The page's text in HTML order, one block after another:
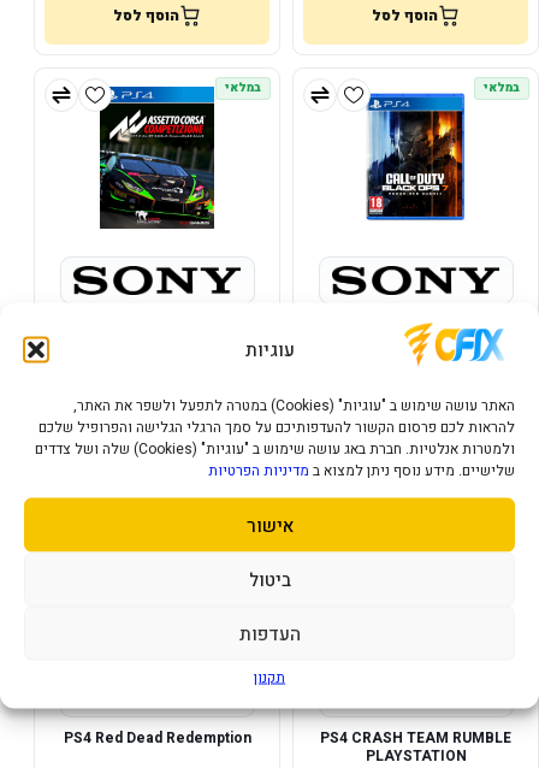
עוגיות
האתר עושה שימוש ב "עוגיות" (Cookies) במטרה לתפעל ולשפר את האתר,
להראות לכם פרסום הקשור להעדפותיכם על סמך הרגלי הגלישה והפרופיל שלכם
ולמטרות אנלטיות. חברת באג עושה שימוש ב "עוגיות" (Cookies) שלה ושל צדדים
שלישיים. מידע נוסף ניתן למצוא ב מדיניות הפרטיות
אישור
ביטול
העדפות
תקנון
הוסף לסל הוסף לסל
במלאי
PS4 CALL OF DUTY BLACK OPS
7 PLAYSTATION
124
הוסף לסל
במלאי
הוסף לסל
במלאי
PS4 CRASH TEAM RUMBLE
PLAYSTATION
במלאי
PS4 Red Dead Redemption